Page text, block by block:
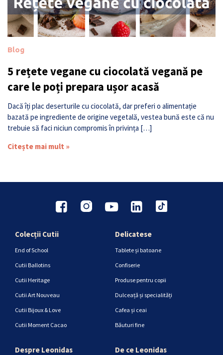
Blog
5 rețete vegane cu ciocolată vegană pe
care le poți prepara ușor acasă
Dacă îți plac deserturile cu ciocolată, dar preferi o alimentație
bazată pe ingrediente de origine vegetală, vestea bună este că nu
trebuie să faci niciun compromis în privința […]
Citește mai mult »
Colecții Cutii
End of School
Cutii Ballotins
Cutii Heritage
Cutii Art Nouveau
Cutii Bijoux & Love
Cutii Moment Cacao
Delicatese
Tablete și batoane
Confiserie
Produse pentru copii
Dulceață și specialități
Cafea și ceai
Băuturi fine
Despre Leonidas De ce Leonidas